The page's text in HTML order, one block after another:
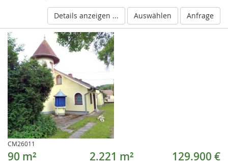
Details anzeigen ... Auswählen Anfrage
CM26011
90 m² 2.221 m² 129.900 €